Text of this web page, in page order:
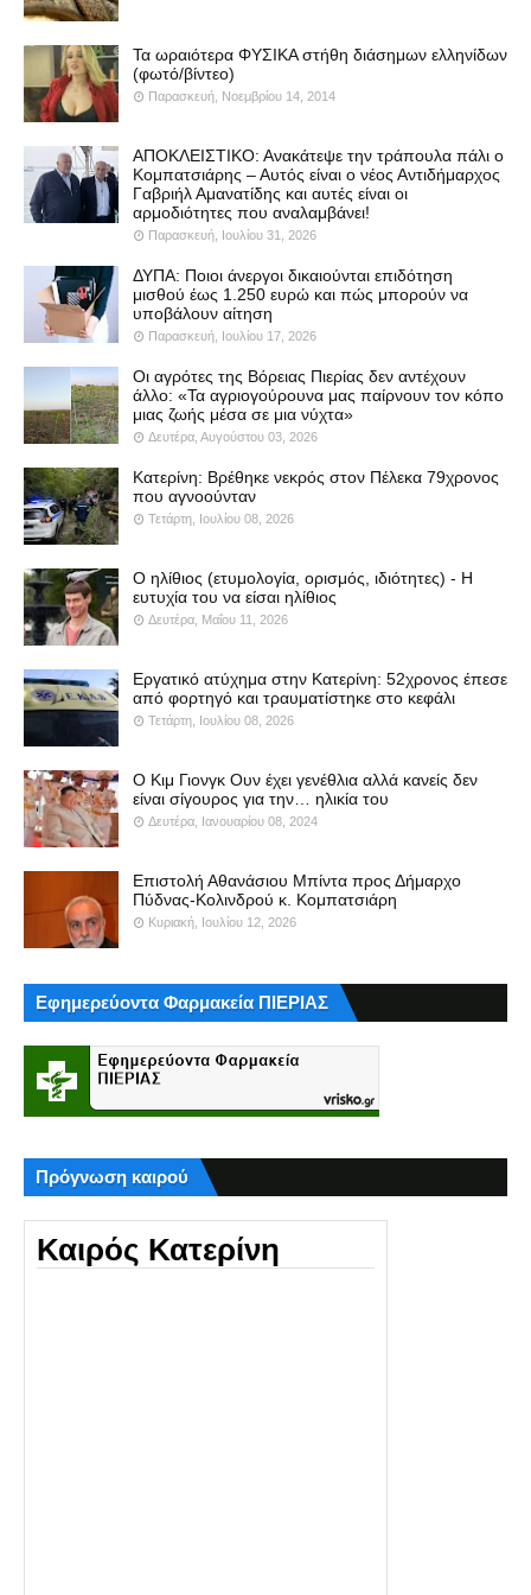
Τα ωραιότερα ΦΥΣΙΚΑ στήθη διάσημων ελληνίδων
(φωτό/βίντεο)
Παρασκευή, Νοεμβρίου 14, 2014
ΑΠΟΚΛΕΙΣΤΙΚΟ: Ανακάτεψε την τράπουλα πάλι ο
Κομπατσιάρης – Αυτός είναι ο νέος Αντιδήμαρχος
Γαβριήλ Αμανατίδης και αυτές είναι οι
αρμοδιότητες που αναλαμβάνει!
Παρασκευή, Ιουλίου 31, 2026
ΔΥΠΑ: Ποιοι άνεργοι δικαιούνται επιδότηση
μισθού έως 1.250 ευρώ και πώς μπορούν να
υποβάλουν αίτηση
Παρασκευή, Ιουλίου 17, 2026
Οι αγρότες της Βόρειας Πιερίας δεν αντέχουν
άλλο: «Τα αγριογούρουνα μας παίρνουν τον κόπο
μιας ζωής μέσα σε μια νύχτα»
Δευτέρα, Αυγούστου 03, 2026
Κατερίνη: Βρέθηκε νεκρός στον Πέλεκα 79χρονος
που αγνοούνταν
Τετάρτη, Ιουλίου 08, 2026
Ο ηλίθιος (ετυμολογία, ορισμός, ιδιότητες) - Η
ευτυχία του να είσαι ηλίθιος
Δευτέρα, Μαΐου 11, 2026
Εργατικό ατύχημα στην Κατερίνη: 52χρονος έπεσε
από φορτηγό και τραυματίστηκε στο κεφάλι
Τετάρτη, Ιουλίου 08, 2026
Ο Κιμ Γιονγκ Ουν έχει γενέθλια αλλά κανείς δεν
είναι σίγουρος για την… ηλικία του
Δευτέρα, Ιανουαρίου 08, 2024
Επιστολή Αθανάσιου Μπίντα προς Δήμαρχο
Πύδνας-Κολινδρού κ. Κομπατσιάρη
Κυριακή, Ιουλίου 12, 2026
Εφημερεύοντα Φαρμακεία ΠΙΕΡΙΑΣ
Πρόγνωση καιρού
Καιρός Κατερίνη